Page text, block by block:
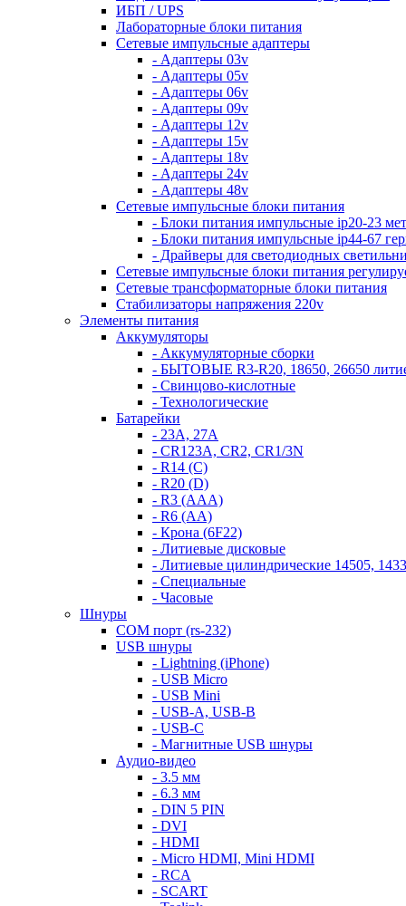
ИБП / UPS
Лабораторные блоки питания
Сетевые импульсные адаптеры
- Адаптеры 03v
- Адаптеры 05v
- Адаптеры 06v
- Адаптеры 09v
- Адаптеры 12v
- Адаптеры 15v
- Адаптеры 18v
- Адаптеры 24v
- Адаптеры 48v
Сетевые импульсные блоки питания
- Блоки питания импульсные ip20-23
- Блоки питания импульсные ip44-67
- Драйверы для светодиодных
Сетевые импульсные блоки питания
Сетевые трансформаторные блоки питания
Стабилизаторы напряжения 220v
Элементы питания
Аккумуляторы
- Аккумуляторные сборки
- БЫТОВЫЕ R3-R20, 18650, 26650
- Свинцово-кислотные
- Технологические
Батарейки
- 23A, 27A
- CR123A, CR2, CR1/3N
- R14 (C)
- R20 (D)
- R3 (AAA)
- R6 (AA)
- Крона (6F22)
- Литиевые дисковые
- Литиевые цилиндрические 14505,
- Специальные
- Часовые
Шнуры
COM порт (rs-232)
USB шнуры
- Lightning (iPhone)
- USB Micro
- USB Mini
- USB-A, USB-B
- USB-C
- Магнитные USB шнуры
Аудио-видео
- 3.5 мм
- 6.3 мм
- DIN 5 PIN
- DVI
- HDMI
- Micro HDMI, Mini HDMI
- RCA
- SCART